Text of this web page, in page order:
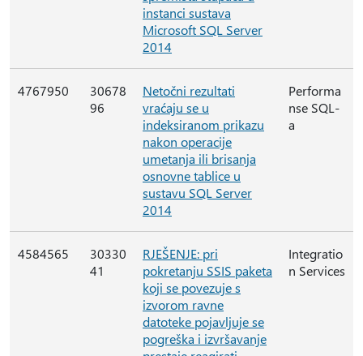
instanci sustava
Microsoft SQL Server
2014
4767950
30678
96
Netočni rezultati
vraćaju se u
indeksiranom prikazu
nakon operacije
umetanja ili brisanja
osnovne tablice u
sustavu SQL Server
2014
Performa
nse SQL-
a
4584565
30330
41
RJEŠENJE: pri
pokretanju SSIS paketa
koji se povezuje s
izvorom ravne
datoteke pojavljuje se
pogreška i izvršavanje
Integratio
n Services